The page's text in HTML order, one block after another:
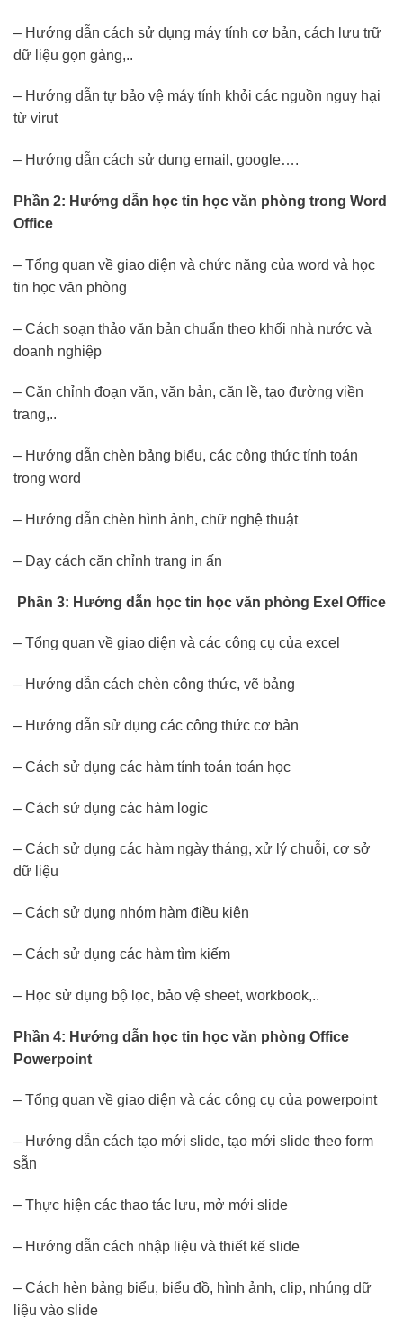
– Hướng dẫn cách sử dụng máy tính cơ bản, cách lưu trữ
dữ liệu gọn gàng,..
– Hướng dẫn tự bảo vệ máy tính khỏi các nguồn nguy hại
từ virut
– Hướng dẫn cách sử dụng email, google….
Phần 2: Hướng dẫn học tin học văn phòng trong Word
Office
– Tổng quan về giao diện và chức năng của word và học
tin học văn phòng
– Cách soạn thảo văn bản chuẩn theo khối nhà nước và
doanh nghiệp
– Căn chỉnh đoạn văn, văn bản, căn lề, tạo đường viền
trang,..
– Hướng dẫn chèn bảng biểu, các công thức tính toán
trong word
– Hướng dẫn chèn hình ảnh, chữ nghệ thuật
– Dạy cách căn chỉnh trang in ấn
Phần 3: Hướng dẫn học tin học văn phòng Exel Office
– Tổng quan về giao diện và các công cụ của excel
– Hướng dẫn cách chèn công thức, vẽ bảng
– Hướng dẫn sử dụng các công thức cơ bản
– Cách sử dụng các hàm tính toán toán học
– Cách sử dụng các hàm logic
– Cách sử dụng các hàm ngày tháng, xử lý chuỗi, cơ sở
dữ liệu
– Cách sử dụng nhóm hàm điều kiên
– Cách sử dụng các hàm tìm kiếm
– Học sử dụng bộ lọc, bảo vệ sheet, workbook,..
Phần 4: Hướng dẫn học tin học văn phòng Office
Powerpoint
– Tổng quan về giao diện và các công cụ của powerpoint
– Hướng dẫn cách tạo mới slide, tạo mới slide theo form
sẵn
– Thực hiện các thao tác lưu, mở mới slide
– Hướng dẫn cách nhập liệu và thiết kế slide
– Cách hèn bảng biểu, biểu đồ, hình ảnh, clip, nhúng dữ
liệu vào slide